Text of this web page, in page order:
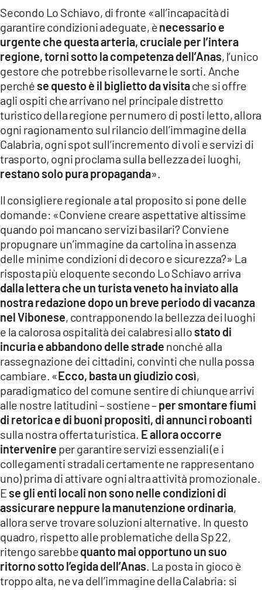
APPLE
Secondo Lo Schiavo, di fronte «all’incapacità di
garantire condizioni adeguate, ènecessario e
urgente che questa arteria, cruciale per l’intera
regione, torni sotto la competenza dell’Anas, l’unico
gestore che potrebbe risollevarne le sorti. Anche
perché se questo è il biglietto da visitache si offre
agli ospiti che arrivano nel principale distretto
turistico della regione per numero di posti letto, allora
ogni ragionamento sul rilancio dell’immagine della
Calabria, ogni spot sull’incremento di voli e servizi di
trasporto, ogni proclama sulla bellezza dei luoghi,
restano solo pura propaganda».
Il consigliere regionale a tal proposito si pone delle
domande: «Conviene creare aspettative altissime
quando poi mancano servizi basilari? Conviene
propugnare un’immagine da cartolina in assenza
delle minime condizioni di decoro e sicurezza?» La
risposta più eloquente secondo Lo Schiavo arriva
dalla lettera che un turista veneto ha inviato alla
nostra redazione dopo un breve periodo di vacanza
nel Vibonese, contrapponendo la bellezza dei luoghi
e la calorosa ospitalità dei calabresi allo stato di
incuria e abbandono delle strade nonché alla
rassegnazione dei cittadini, convinti che nulla possa
cambiare. «Ecco, basta un giudizio così,
paradigmatico del comune sentire di chiunque arrivi
alle nostre latitudini – sostiene –per smontare fiumi
di retorica e di buoni propositi, di annunci roboanti
sulla nostra offerta turistica. E allora occorre
intervenire per garantire servizi essenziali (e i
collegamenti stradali certamente ne rappresentano
uno) prima di attivare ogni altra attività promozionale.
E se gli enti locali non sono nelle condizioni di
assicurare neppure la manutenzione ordinaria,
allora serve trovare soluzioni alternative. In questo
quadro, rispetto alle problematiche della Sp 22,
ritengo sarebbequanto mai opportuno un suo
ritorno sotto l’egida dell’Anas . La posta in gioco è
troppo alta, ne va dell’immagine della Calabria: si